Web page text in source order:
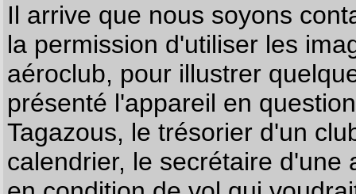
Il arrive que nous soyons
la permission d'utiliser les
aéroclub, pour illustrer
présenté l'appareil en
Tagazous, le trésorier d'un
calendrier, le secrétaire